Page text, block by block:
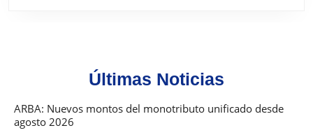
Horario
de
Últimas Noticias
ARBA: Nuevos montos del monotributo unificado desde
agosto 2026